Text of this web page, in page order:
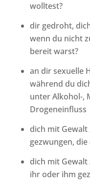
wolltest?
dir gedroht,
wenn du nicht
bereit warst?
an dir sexuelle
während du
unter Alkohol-,
Drogeneinfluss
dich mit
gezwungen,
dich mit
ihr oder ihm